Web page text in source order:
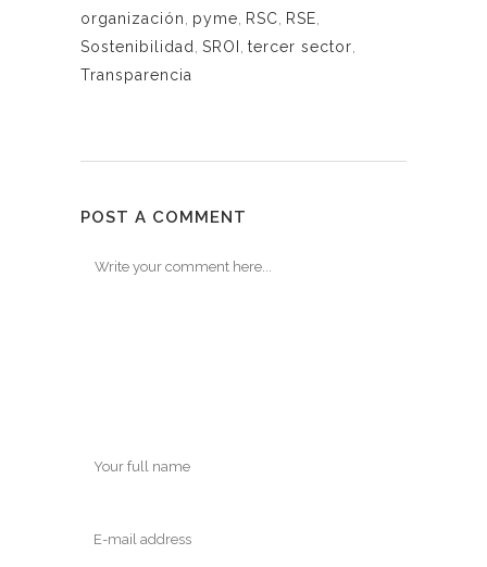
organización
pyme RSC RSE
Sostenibilidad
SROI tercer sector
Transparencia
POST A COMMENT